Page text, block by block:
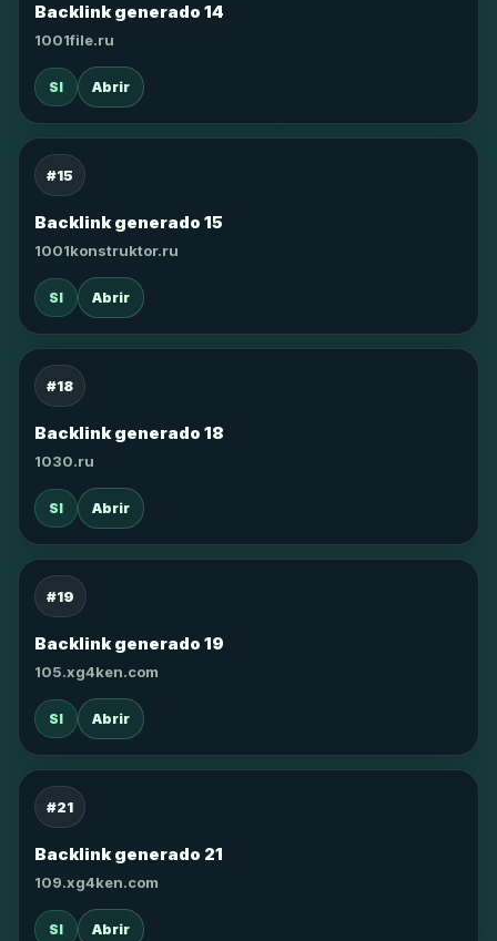
Backlink generado 14
1001file.ru
SI Abrir
#15
Backlink generado 15
1001konstruktor.ru
SI Abrir
#18
Backlink generado 18
1030.ru
SI Abrir
#19
Backlink generado 19
105.xg4ken.com
SI Abrir
#21
Backlink generado 21
109.xg4ken.com
SI Abrir